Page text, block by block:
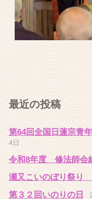
最近の投稿
第64回全国日蓮宗青
4日
令和8年度 修法師
瀬又こいのぼり祭
第３２回いのりの日